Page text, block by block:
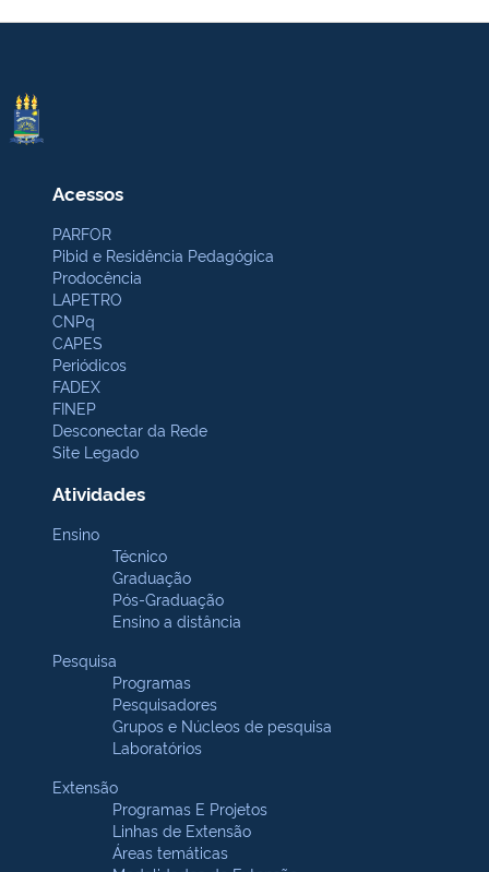
Acessos
PARFOR
Pibid e Residência Pedagógica
Prodocência
LAPETRO
CNPq
CAPES
Periódicos
FADEX
FINEP
Desconectar da Rede
Site Legado
Atividades
Ensino
Técnico
Graduação
Pós-Graduação
Ensino a distância
Pesquisa
Programas
Pesquisadores
Grupos e Núcleos de pesquisa
Laboratórios
Extensão
Programas E Projetos
Linhas de Extensão
Áreas temáticas